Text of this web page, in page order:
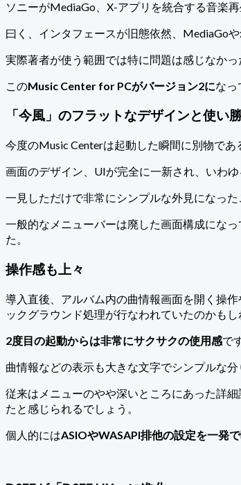
ソニーがMediaGo、X-アプリを統合する音楽
曰く、インタフェースが旧態依然、MediaGo
実際著者が使う範囲では特に問題は感じなか
このMusic Center for PCがバージョン2になっ
「今風」のフラットなデザインと使い
今度のMusic Centerは起動した瞬間に別物であ
画面のデザイン、UIが完全に一新され、いわ
一見しただけで非常にシンプルな外見になった
一般的なメニューバーは廃した画面構成にな
た。
操作感も上々
導入直後、アルバム内の曲情報画面を開く操
ックグラウンド処理が行なわれていたのかもし
2度目の起動からは非常にサクサクの使用感で
曲情報などの表示も大きな文字でシンプルな
従来はメニューのやや深いところにあった詳
たと感じられるでしょう。
個人的にはASIOやWASAPI排他の設定を一発